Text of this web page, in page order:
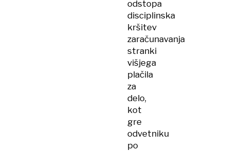
odstopa
disciplinska
kršitev
zaračunavanja
stranki
višjega
plačila
za
delo,
kot
gre
odvetniku
po